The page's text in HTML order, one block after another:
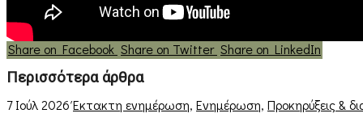
Share on Facebook Share on Twitter Share on LinkedIn
Περισσότερα άρθρα
7 Ιούλ 2026 Έκτακτη ενημέρωση, Ενημέρωση, Προκηρύξεις &